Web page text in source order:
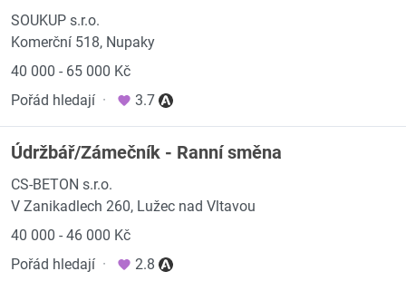
SOUKUP s.r.o.
Komerční 518, Nupaky
40 000 - 65 000 Kč
Pořád hledají · 3.7
Údržbář/Zámečník - Ranní směna
CS-BETON s.r.o.
V Zanikadlech 260, Lužec nad Vltavou
40 000 - 46 000 Kč
Pořád hledají · 2.8